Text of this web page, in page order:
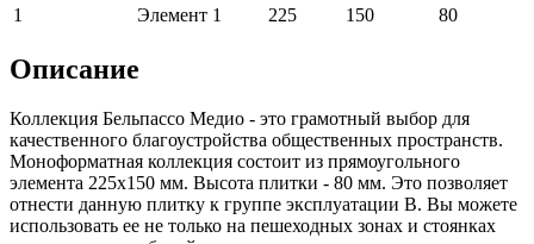
1
Элемент 1 225 150 80
Описание
Коллекция Бельпассо Медио - это грамотный выбор для
качественного благоустройства общественных пространств.
Моноформатная коллекция состоит из прямоугольного
элемента 225х150 мм. Высота плитки - 80 мм. Это позволяет
отнести данную плитку к группе эксплуатации В. Вы можете
использовать ее не только на пешеходных зонах и стоянках